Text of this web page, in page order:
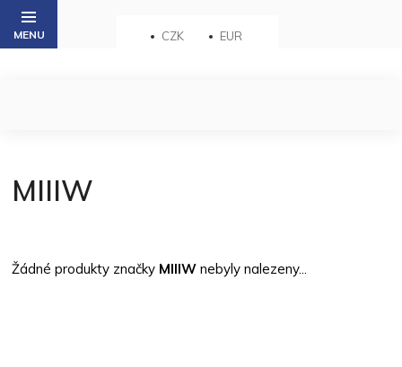
Přejít
obsah
CZK EUR
MIIIW
Žádné produkty značky MIIIW nebyly nalezeny...